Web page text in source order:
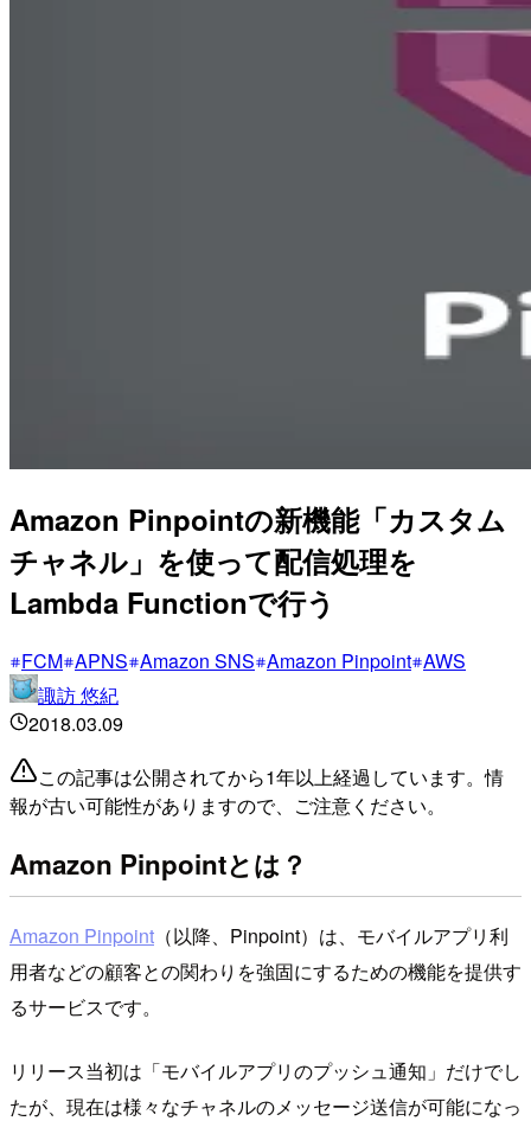
Amazon Pinpointの新機能「カスタム
チャネル」を使って配信処理を
Lambda Functionで行う
FCM APNS Amazon SNS Amazon Pinpoint AWS
諏訪 悠紀
2018.03.09
この記事は公開されてから1年以上経過しています。情
報が古い可能性がありますので、ご注意ください。
Amazon Pinpointとは？
Amazon Pinpoint （以降、Pinpoint）は、モバイルアプリ利
用者などの顧客との関わりを強固にするための機能を提供す
るサービスです。
リリース当初は「モバイルアプリのプッシュ通知」だけでし
たが、現在は様々なチャネルのメッセージ送信が可能になっ